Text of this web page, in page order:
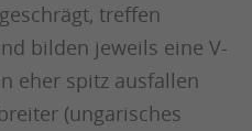
treffen
bilden jeweils eine V-
eher spitz ausfallen
(ungarisches